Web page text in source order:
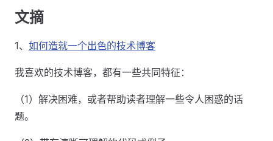
文摘
1、 如何造就一个出色的技术博客
我喜欢的技术博客，都有一些共同特征：
（1）解决困难，或者帮助读者理解一些令人困惑的话
题。